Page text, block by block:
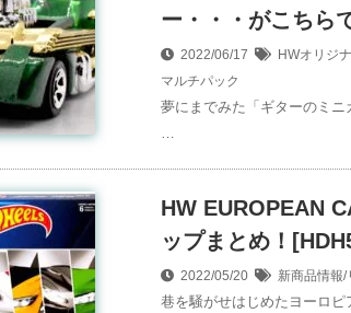
ー・・・がこちら
2022/06/17 HWオリジ
マルチパック
夢にまでみた「ギターのミ
HW EUROPEAN
ップまとめ！
2022/05/20 新商品情報/
巷を騒がせはじめたヨーロ